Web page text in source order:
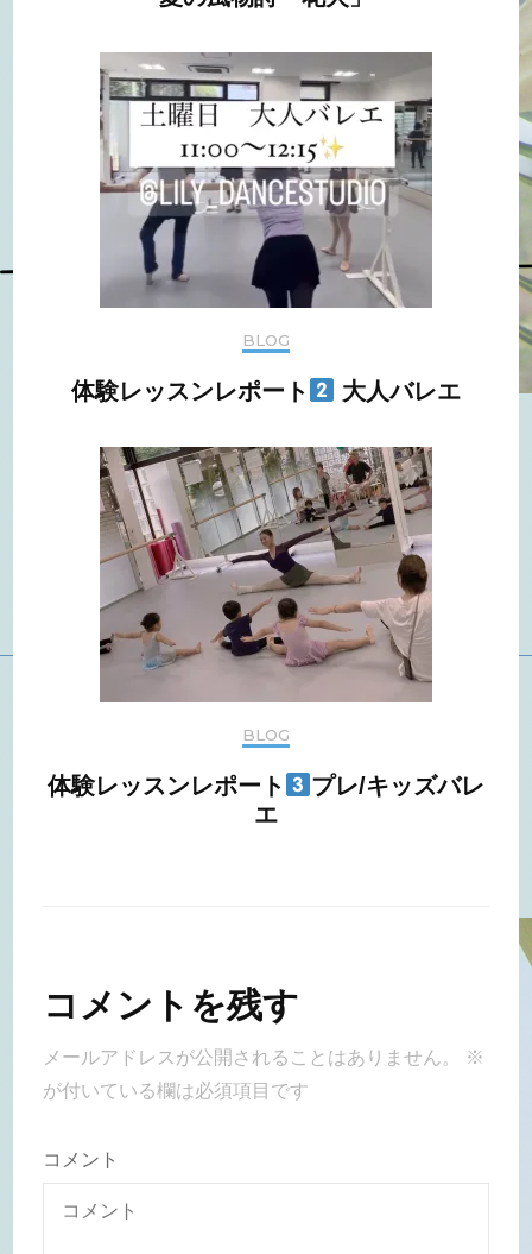
BLOG
体験レッスンレポート 大人バレエ
BLOG
体験レッスンレポート
プレ/キッズバレ
エ
コメントを残す
メールアドレスが公開されることはありません。
※
が付いている欄は必須項目です
コメント